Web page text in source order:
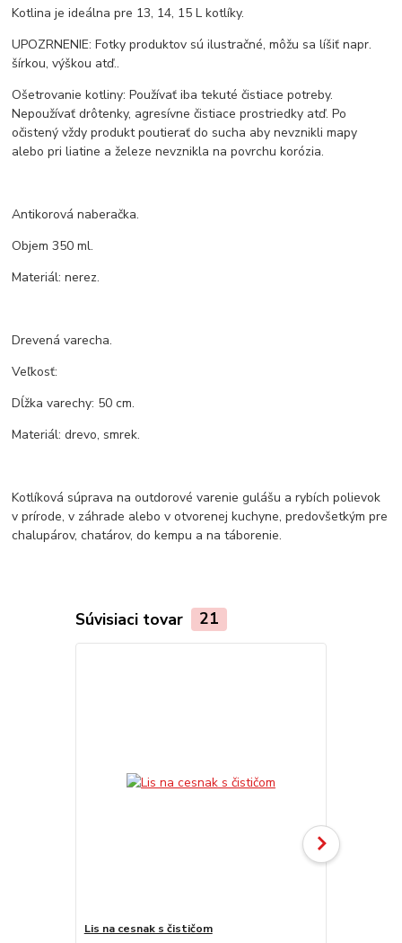
Kotlina je ideálna pre 13, 14, 15 L kotlíky.
UPOZRNENIE: Fotky produktov sú ilustračné, môžu sa líšiť napr.
šírkou, výškou atď..
Ošetrovanie kotliny: Používať iba tekuté čistiace potreby.
Nepoužívať drôtenky, agresívne čistiace prostriedky atď. Po
očistený vždy produkt poutierať do sucha aby nevznikli mapy
alebo pri liatine a železe nevznikla na povrchu korózia.
Antikorová naberačka.
Objem 350 ml.
Materiál: nerez.
Drevená varecha.
Veľkosť:
Dĺžka varechy: 50 cm.
Materiál: drevo, smrek.
Kotlíková súprava na outdorové varenie gulášu a rybích polievok
v prírode, v záhrade alebo v otvorenej kuchyne, predovšetkým pre
chalupárov, chatárov, do kempu a na táborenie.
Súvisiaci tovar 21
Lis na cesnak s čističom